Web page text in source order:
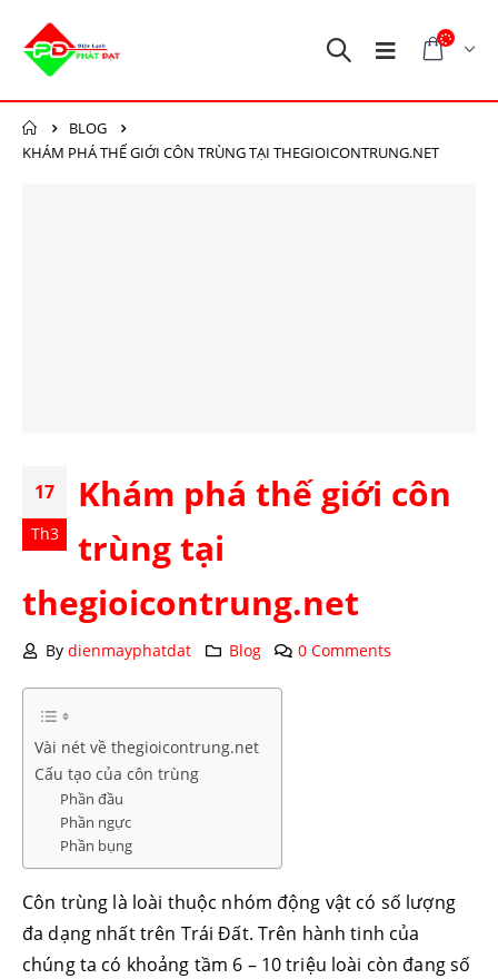
BLOG
KHÁM PHÁ THẾ GIỚI CÔN TRÙNG TẠI THEGIOICONTRUNG.NET
17
Th3
Khám phá thế giới côn
trùng tại
thegioicontrung.net
Bydienmayphatdat Blog 0 Comments
Vài nét về thegioicontrung.net
Cấu tạo của côn trùng
Phần đầu
Phần ngực
Phần bụng
Côn trùng là loài thuộc nhóm động vật có số lượng
đa dạng nhất trên Trái Đất. Trên hành tinh của
chúng ta có khoảng tầm 6 – 10 triệu loài còn đang số